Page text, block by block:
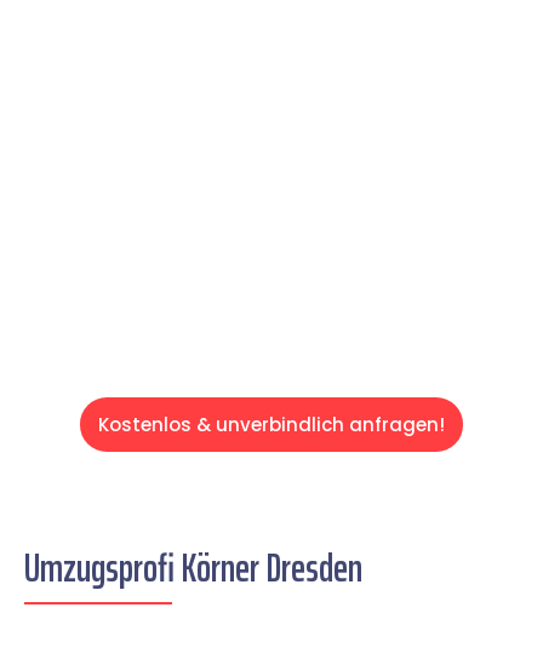
Kostenlos & unverbindlich anfragen!
Umzugsprofi Körner Dresden